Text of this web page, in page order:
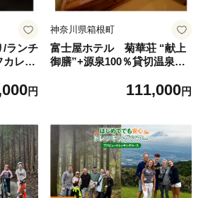
/ランチ
カレー
ール ＜
円
神奈川県箱根町
富士屋ホテル 菊華荘 “献上
御膳”+源泉100％貸切温泉入
111,000円